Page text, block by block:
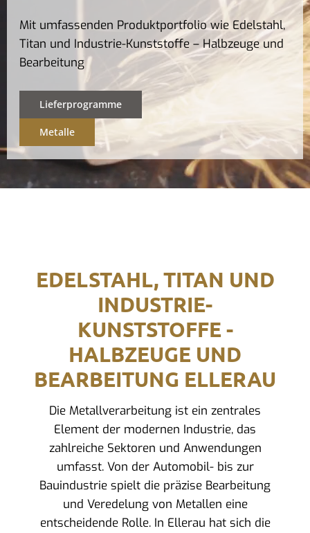
Mit umfassenden Produktportfolio wie Edelstahl,
Titan und Industrie-Kunststoffe – Halbzeuge und
Bearbeitung
Lieferprogramme
Metalle
EDELSTAHL, TITAN UND
INDUSTRIE-
KUNSTSTOFFE -
HALBZEUGE UND
BEARBEITUNG ELLERAU
Die Metallverarbeitung ist ein zentrales
Element der modernen Industrie, das
zahlreiche Sektoren und Anwendungen
umfasst. Von der Automobil- bis zur
Bauindustrie spielt die präzise Bearbeitung
und Veredelung von Metallen eine
entscheidende Rolle. In Ellerau hat sich die